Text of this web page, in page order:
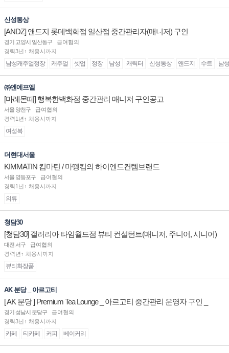
신성통상
[ANDZ] 앤드지 롯데백화점 일산점 중간관리자(매니저) 구인
경기 고양시 일산동구
급여협의
경력3년↑ 채용시까지
남성캐주얼정장 캐주얼 셋업 정장 남성 캐릭터 신성통상 앤드지 수트 남
㈜엔에프엘
[마레몬떼] 행복한백화점 중간관리 매니저 구인공고
서울 양천구
급여협의
경력1년↑ 채용시까지
여성복
더현대서울
KIMMATIN 킴마틴 / 마뗑킴의 하이엔드컨템브랜드
서울 영등포구
급여협의
경력1년↑ 채용시까지
의류
청담30
[청담30] 갤러리아 타임월드점 뷰티 컨설턴트(매니저, 주니어, 시니어)
채용
대전 서구
급여협의
경력년↑ 채용시까지
뷰티화장품
AK 분당 _ 아르고티
[ AK 분당 ] Premium Tea Lounge _ 아르고티 중간관리 운영자 구인 _
경기 성남시 분당구
급여협의
경력3년↑ 채용시까지
카페 티카페 커피 베이커리